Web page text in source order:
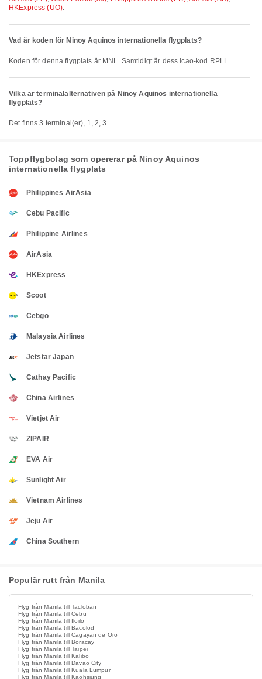
HKExpress (UO).
Vad är koden för Ninoy Aquinos internationella flygplats?
Koden för denna flygplats är MNL. Samtidigt är dess Icao-kod RPLL.
Vilka är terminalalternativen på Ninoy Aquinos internationella
flygplats?
Det finns 3 terminal(er), 1, 2, 3
Toppflygbolag som opererar på Ninoy Aquinos
internationella flygplats
Philippines AirAsia
Cebu Pacific
Philippine Airlines
AirAsia
HKExpress
Scoot
Cebgo
Malaysia Airlines
Jetstar Japan
Cathay Pacific
China Airlines
Vietjet Air
ZIPAIR
EVA Air
Sunlight Air
Vietnam Airlines
Jeju Air
China Southern
Populär rutt från Manila
Flyg från Manila till Tacloban
Flyg från Manila till Cebu
Flyg från Manila till Iloilo
Flyg från Manila till Bacolod
Flyg från Manila till Cagayan de Oro
Flyg från Manila till Boracay
Flyg från Manila till Taipei
Flyg från Manila till Kalibo
Flyg från Manila till Davao City
Flyg från Manila till Kuala Lumpur
Flyg från Manila till Kaohsiung